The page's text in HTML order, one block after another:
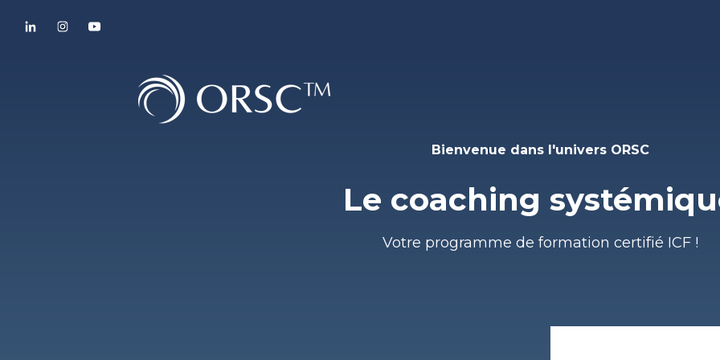
Bienvenue dans l'univers ORSC
Le coaching
Votre programme de formation certifié ICF !